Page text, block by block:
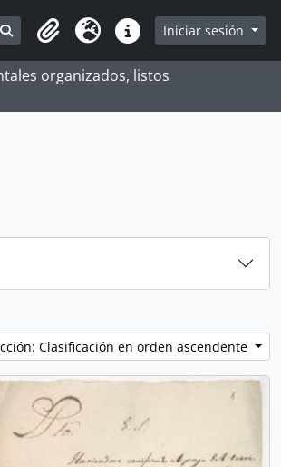
Search in browse page
Portapapeles
Idioma Enlaces rápidos
Iniciar sesión
organizados, listos
Clasificación en orden ascendente